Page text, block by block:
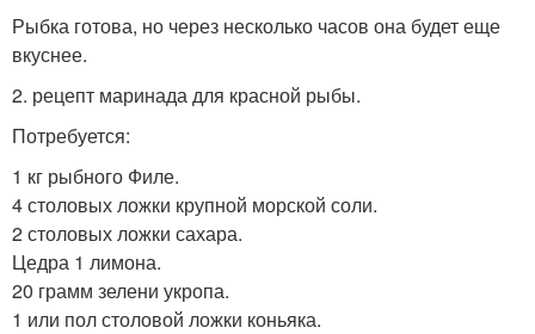
Рыбка готова, но через несколько часов она будет еще
вкуснее.
2. рецепт маринада для красной рыбы.
Потребуется:
1 кг рыбного Филе.
4 столовых ложки крупной морской соли.
2 столовых ложки сахара.
Цедра 1 лимона.
20 грамм зелени укропа.
1 или пол столовой ложки коньяка.